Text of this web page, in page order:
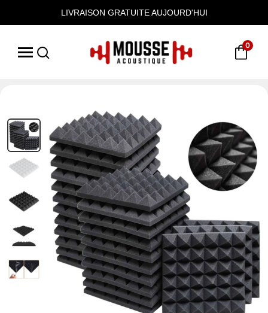
LIVRAISON GRATUITE AUJOURD'HUI
0